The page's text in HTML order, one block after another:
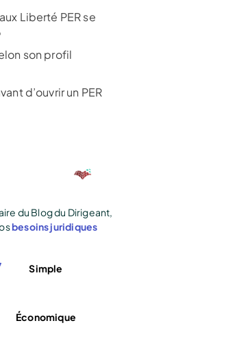
Liberté PER se
son profil
d’ouvrir un PER
du Blog du Dirigeant,
besoins juridiques
Simple
Économique